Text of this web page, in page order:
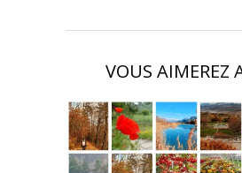
VOUS AIMEREZ